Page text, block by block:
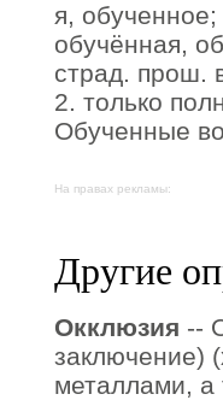
я,
обучённая,
страд. прош.
2. только
Обученные
На правах рекламы:
Другие
Окклюзия --
заключение)
металлами, а